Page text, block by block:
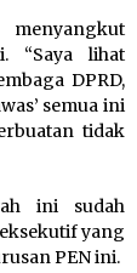
menyangkut
“Saya lihat
DPRD,
semua ini
tidak
ini sudah
yang
PEN ini.